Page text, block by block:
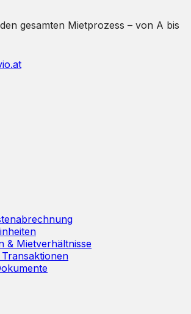
gesamten Mietprozess – von A bis
& Mietverhältnisse